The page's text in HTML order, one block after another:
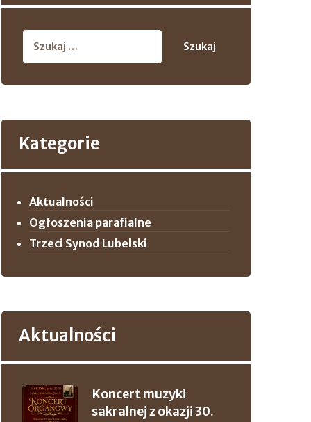
Szukaj
Kategorie
Aktualności
Ogłoszenia parafialne
Trzeci Synod Lubelski
Aktualności
Koncert muzyki
sakralnej z okazji 30.